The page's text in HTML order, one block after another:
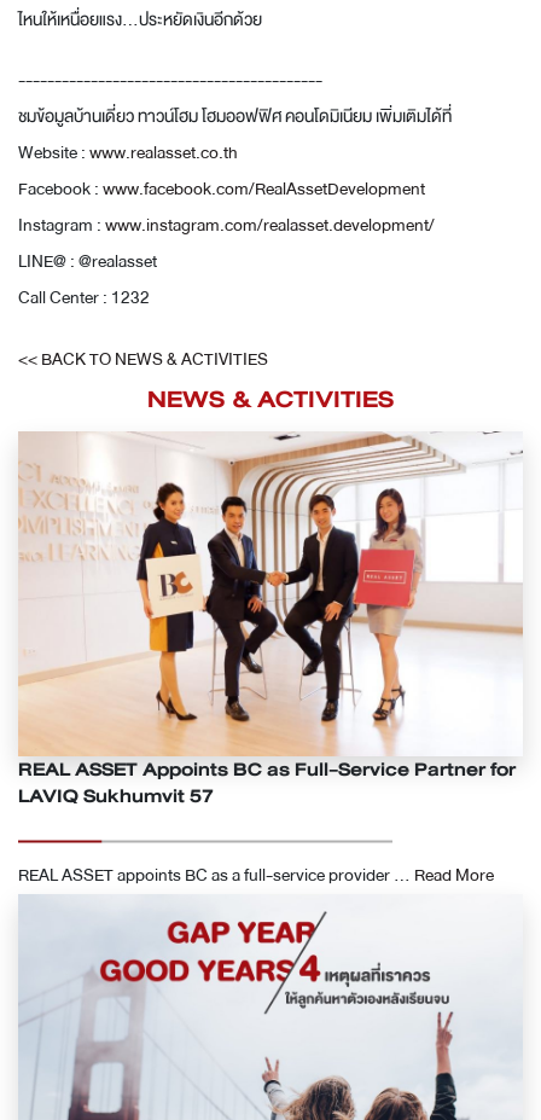
ไหนให้เหนื่อยแรง...ประหยัดเงินอีกด้วย
------------------------------------------
ชมข้อมูลบ้านเดี่ยว ทาวน์โฮม โฮมออฟฟิศ คอนโดมิเนียม เพิ่มเติมได้ที่
Website :www.realasset.co.th
Facebook :www.facebook.com/RealAssetDevelopment
Instagram :www.instagram.com/realasset.development/
LINE@ : @realasset
Call Center : 1232
<< BACK TO NEWS & ACTIVITIES
NEWS & ACTIVITIES
REAL ASSET Appoints BC as Full-Service Partner for
LAVIQ Sukhumvit 57
REAL ASSET appoints BC as a full-service provider ... Read More